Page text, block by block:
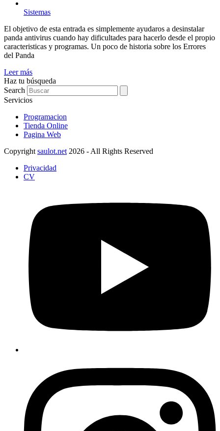
Sistemas
El objetivo de esta entrada es simplemente ayudaros a desinstalar
panda antivirus cuando hay dificultades para hacerlo desde el propio
caracteristicas y programas. Un poco de historia sobre los Errores
del Panda
Leer más
Haz tu búsqueda
Search
Servicios
Programacion
Tienda Online
Pagina Web
Copyright saulot.net 2026 - All Rights Reserved
Privacidad
CV